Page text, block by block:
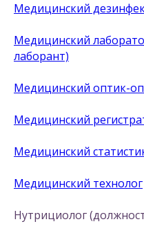
Медицинский
Медицинский
лаборант)
Медицинский оптик-
Медицинский
Медицинский
Медицинский технолог
Нутрициолог